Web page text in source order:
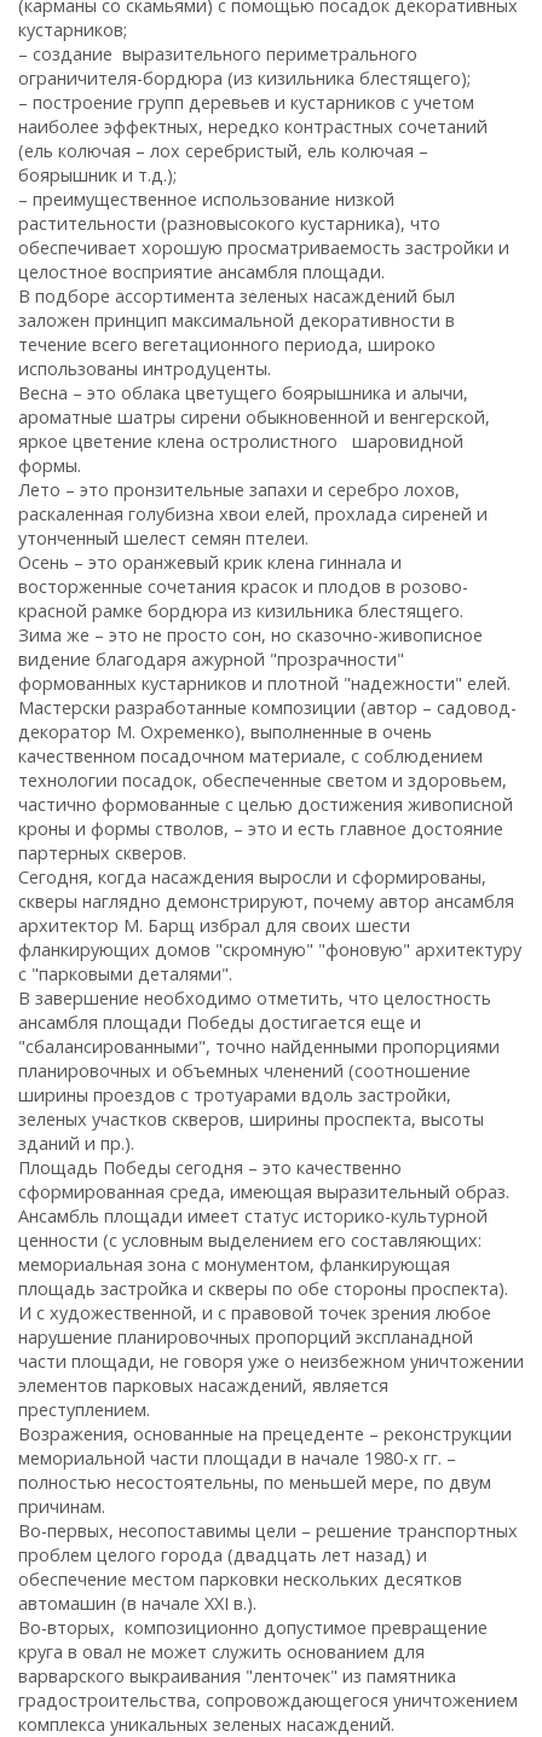
(карманы со скамьями) с помощью посадок декоративных
кустарников;
– создание выразительного периметрального
ограничителя-бордюра (из кизильника блестящего);
– построение групп деревьев и кустарников с учетом
наиболее эффектных, нередко контрастных сочетаний
(ель колючая – лох серебристый, ель колючая –
боярышник и т.д.);
– преимущественное использование низкой
растительности (разновысокого кустарника), что
обеспечивает хорошую просматриваемость застройки и
целостное восприятие ансамбля площади.
В подборе ассортимента зеленых насаждений был
заложен принцип максимальной декоративности в
течение всего вегетационного периода, широко
использованы интродуценты.
Весна – это облака цветущего боярышника и алычи,
ароматные шатры сирени обыкновенной и венгерской,
яркое цветение клена остролистного шаровидной
формы.
Лето – это пронзительные запахи и серебро лохов,
раскаленная голубизна хвои елей, прохлада сиреней и
утонченный шелест семян птелеи.
Осень – это оранжевый крик клена гиннала и
восторженные сочетания красок и плодов в розово-
красной рамке бордюра из кизильника блестящего.
Зима же – это не просто сон, но сказочно-живописное
видение благодаря ажурной "прозрачности"
формованных кустарников и плотной "надежности" елей.
Мастерски разработанные композиции (автор – садовод-
декоратор М. Охременко), выполненные в очень
качественном посадочном материале, с соблюдением
технологии посадок, обеспеченные светом и здоровьем,
частично формованные с целью достижения живописной
кроны и формы стволов, – это и есть главное достояние
партерных скверов.
Сегодня, когда насаждения выросли и сформированы,
скверы наглядно демонстрируют, почему автор ансамбля
архитектор М. Барщ избрал для своих шести
фланкирующих домов "скромную" "фоновую" архитектуру
с "парковыми деталями".
В завершение необходимо отметить, что целостность
ансамбля площади Победы достигается еще и
"сбалансированными", точно найденными пропорциями
планировочных и объемных членений (соотношение
ширины проездов с тротуарами вдоль застройки,
зеленых участков скверов, ширины проспекта, высоты
зданий и пр.).
Площадь Победы сегодня – это качественно
сформированная среда, имеющая выразительный образ.
Ансамбль площади имеет статус историко-культурной
ценности (с условным выделением его составляющих:
мемориальная зона с монументом, фланкирующая
площадь застройка и скверы по обе стороны проспекта).
И с художественной, и с правовой точек зрения любое
нарушение планировочных пропорций экспланадной
части площади, не говоря уже о неизбежном уничтожении
элементов парковых насаждений, является
преступлением.
Возражения, основанные на прецеденте – реконструкции
мемориальной части площади в начале 1980-х гг. –
полностью несостоятельны, по меньшей мере, по двум
причинам.
Во-первых, несопоставимы цели – решение транспортных
проблем целого города (двадцать лет назад) и
обеспечение местом парковки нескольких десятков
автомашин (в начале XXI в.).
Во-вторых, композиционно допустимое превращение
круга в овал не может служить основанием для
варварского выкраивания "ленточек" из памятника
градостроительства, сопровождающегося уничтожением
комплекса уникальных зеленых насаждений.